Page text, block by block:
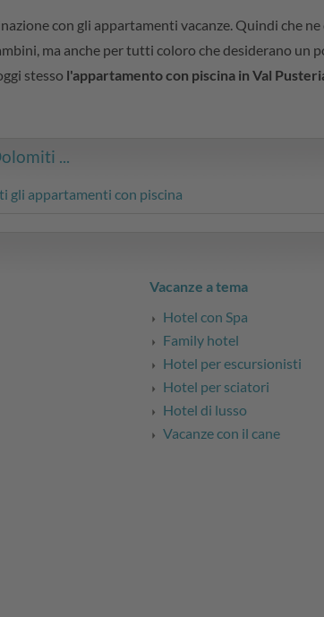
con gli appartamenti vacanze. Quindi che
ma anche per tutti coloro che desiderano un
stesso l'appartamento con piscina in Val
...
gli appartamenti con piscina
Vacanze a tema
Hotel con Spa
Family hotel
Hotel per escursionisti
Hotel per sciatori
Hotel di lusso
Vacanze con il cane